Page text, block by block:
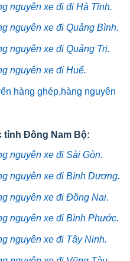
nguyên xe đi đi Hà Tĩnh.
nguyên xe đi Quảng Bình.
nguyên xe đi Quảng Trị.
nguyên xe đi Huế.
hàng ghép,hàng nguyên
tỉnh Đông Nam Bộ:
nguyên xe đi Sài Gòn.
nguyên xe đi Bình Dương.
nguyên xe đi Đồng Nai.
nguyên xe đi Bình Phước.
nguyên xe đi Tây Ninh.